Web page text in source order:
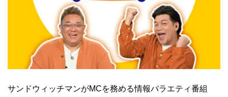
サンドウィッチマンがMCを務める情報バラエティ番組